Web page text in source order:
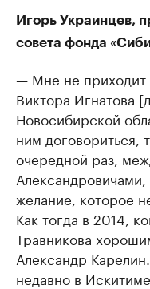
Игорь Украинцев,
совета фонда
— Мне не приходит
Виктора Игнатова
Новосибирской
ним договориться,
очередной раз,
желание, которое
Как тогда в 2014,
Травникова
Александр
недавно в Искитиме.